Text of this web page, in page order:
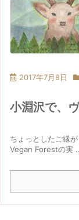
2017年7月8日
小淵沢で、
ちょっとしたご縁
Vegan Forestの実